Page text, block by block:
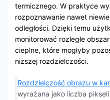
termicznego. W praktyce
rozpoznawanie nawet
odległości. Dzięki temu
monitorować rozległe
cieplne, które mogłyby
niższej rozdzielczości.
Rozdzielczość obrazu w
wyrażana jako liczba